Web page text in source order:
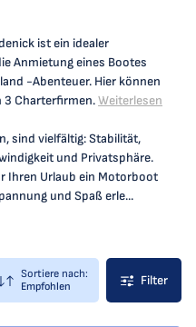
ist ein idealer
Anmietung eines Bootes
-Abenteuer. Hier können
3 Charterfirmen.Weiterlesen
sind vielfältig: Stabilität,
und Privatsphäre.
Ihren Urlaub ein Motorboot
und Spaß erle...
Sortiere nach:
Empfohlen
Filter